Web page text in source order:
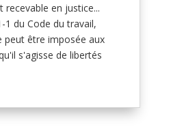
recevable en justice...
1 du Code du travail,
peut être imposée aux
s'agisse de libertés